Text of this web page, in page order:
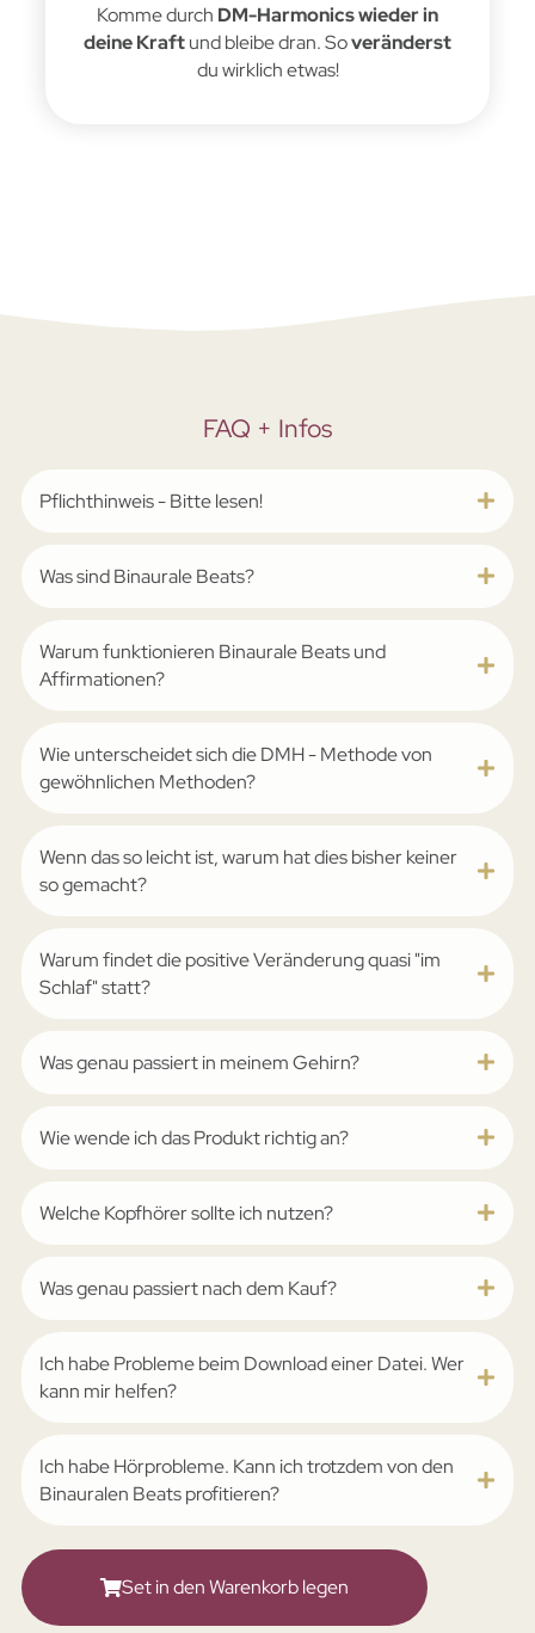
Komme durch DM-Harmonics wieder in
deine Kraftund bleibe dran. Soveränderst
du wirklich etwas!
FAQ + Infos
Pflichthinweis - Bitte lesen!
Was sind Binaurale Beats?
Warum funktionieren Binaurale Beats und
Affirmationen?
Wie unterscheidet sich die ­DMH - Methode von
gewöhnlichen Methoden?
Wenn das so leicht ist, warum hat dies bisher keiner
so gemacht?
Warum findet die positive Veränderung quasi "im
Schlaf" statt?
Was genau passiert in meinem Gehirn?
Wie wende ich das Produkt richtig an?
Welche Kopfhörer sollte ich nutzen?
Was genau passiert nach dem Kauf?
Ich habe Probleme beim Download einer Datei. Wer
kann mir helfen?
Ich habe Hörprobleme. Kann ich trotzdem von den
Binauralen Beats profitieren?
Set in den Warenkorb legen